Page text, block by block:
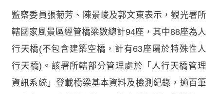
監察委員張菊芳、陳景峻及郭文東表示，觀光署所
轄國家風景區經管橋梁數總計94座，其中88座為人
行天橋(不包含建築空橋，計有63座屬於特殊性人
行天橋)。該署所轄部分管理處於「人行天橋管理
資訊系統」登載橋梁基本資料及檢測紀錄，逾百筆